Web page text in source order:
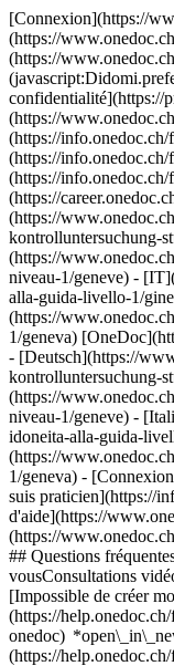
[Connexion](https://
(https://
(https://
confidentialité](https://
(https://
(https://
(https://info.onedoc.ch/
(https://info.onedoc.ch/
(https://
(https://
kontrolluntersuchung-
(https://
niveau-1/geneve) -
alla-guida-livello-1/
(https://
1/geneva)
- [Deutsch](https://
kontrolluntersuchung-
(https://
niveau-1/geneve) -
idoneita-alla-guida-
(https://
1/geneva) -
suis praticien](https://
d'aide](https://
(https://
## Questions
vousConsultations
[Impossible de créer
(https://
onedoc)
(https://